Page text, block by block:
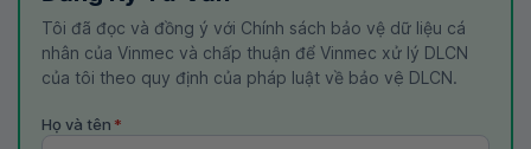
Tôi đã đọc và đồng ý với Chính sách bảo vệ dữ liệu cá
nhân của Vinmec và chấp thuận để Vinmec xử lý DLCN
của tôi theo quy định của pháp luật về bảo vệ DLCN.
Họ và tên *